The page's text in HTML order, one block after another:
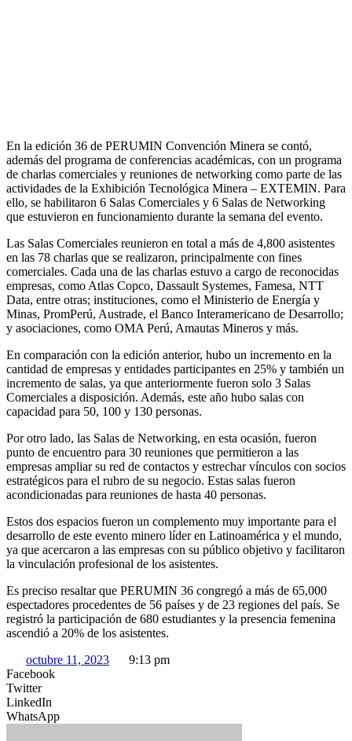
En la edición 36 de PERUMIN Convención Minera se contó,
además del programa de conferencias académicas, con un programa
de charlas comerciales y reuniones de networking como parte de las
actividades de la Exhibición Tecnológica Minera – EXTEMIN. Para
ello, se habilitaron 6 Salas Comerciales y 6 Salas de Networking
que estuvieron en funcionamiento durante la semana del evento.
Las Salas Comerciales reunieron en total a más de 4,800 asistentes
en las 78 charlas que se realizaron, principalmente con fines
comerciales. Cada una de las charlas estuvo a cargo de reconocidas
empresas, como Atlas Copco, Dassault Systemes, Famesa, NTT
Data, entre otras; instituciones, como el Ministerio de Energía y
Minas, PromPerú, Austrade, el Banco Interamericano de Desarrollo;
y asociaciones, como OMA Perú, Amautas Mineros y más.
En comparación con la edición anterior, hubo un incremento en la
cantidad de empresas y entidades participantes en 25% y también un
incremento de salas, ya que anteriormente fueron solo 3 Salas
Comerciales a disposición. Además, este año hubo salas con
capacidad para 50, 100 y 130 personas.
Por otro lado, las Salas de Networking, en esta ocasión, fueron
punto de encuentro para 30 reuniones que permitieron a las
empresas ampliar su red de contactos y estrechar vínculos con socios
estratégicos para el rubro de su negocio. Estas salas fueron
acondicionadas para reuniones de hasta 40 personas.
Estos dos espacios fueron un complemento muy importante para el
desarrollo de este evento minero líder en Latinoamérica y el mundo,
ya que acercaron a las empresas con su público objetivo y facilitaron
la vinculación profesional de los asistentes.
Es preciso resaltar que PERUMIN 36 congregó a más de 65,000
espectadores procedentes de 56 países y de 23 regiones del país. Se
registró la participación de 680 estudiantes y la presencia femenina
ascendió a 20% de los asistentes.
octubre 11, 2023
9:13 pm
Facebook
Twitter
LinkedIn
WhatsApp